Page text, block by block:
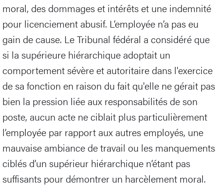
moral, des dommages et intérêts et une indemnité
pour licenciement abusif. L’employée n’a pas eu
gain de cause. Le Tribunal fédéral a considéré que
si la supérieure hiérarchique adoptait un
comportement sévère et autoritaire dans l'exercice
de sa fonction en raison du fait qu'elle ne gérait pas
bien la pression liée aux responsabilités de son
poste, aucun acte ne ciblait plus particulièrement
l’employée par rapport aux autres employés, une
mauvaise ambiance de travail ou les manquements
ciblés d’un supérieur hiérarchique n’étant pas
suffisants pour démontrer un harcèlement moral.